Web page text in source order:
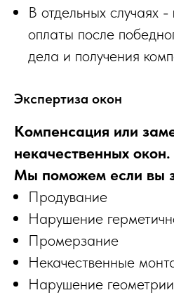
В отдельных случаях
оплаты после
дела и получения
Экспертиза окон
Компенсация или
некачественных окон.
Мы поможем если вы
Продувание
Нарушение
Промерзание
Некачественные
Нарушение